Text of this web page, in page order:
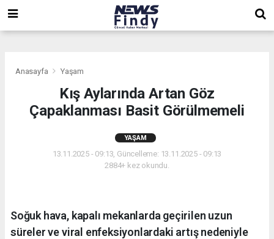
Anasayfa Yaşam
Kış Aylarında Artan Göz
Çapaklanması Basit Görülmemeli
YAŞAM
13.11.2025 - 09:13, Güncelleme: 13.11.2025 - 09:13
2884+ kez okundu.
Soğuk hava, kapalı mekanlarda geçirilen uzun
süreler ve viral enfeksiyonlardaki artış nedeniyle